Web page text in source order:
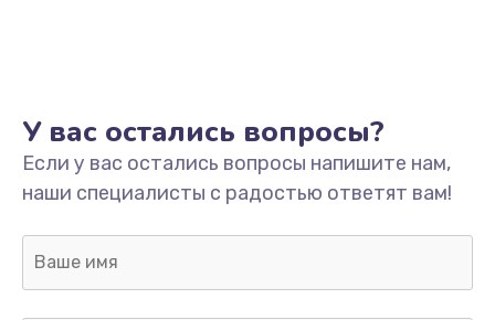
У вас остались вопросы?
Если у вас остались вопросы напишите нам,
наши специалисты с радостью ответят вам!